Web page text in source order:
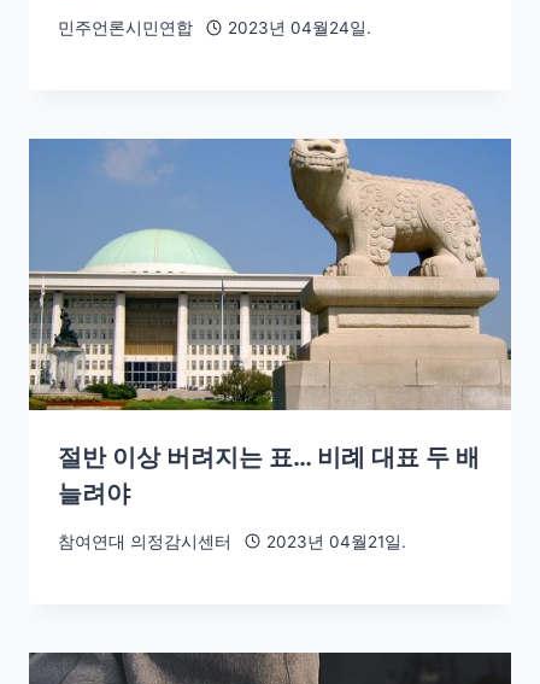
민주언론시민연합 2023년 04월24일.
절반 이상 버려지는 표… 비례 대표 두 배
늘려야
참여연대 의정감시센터 2023년 04월21일.